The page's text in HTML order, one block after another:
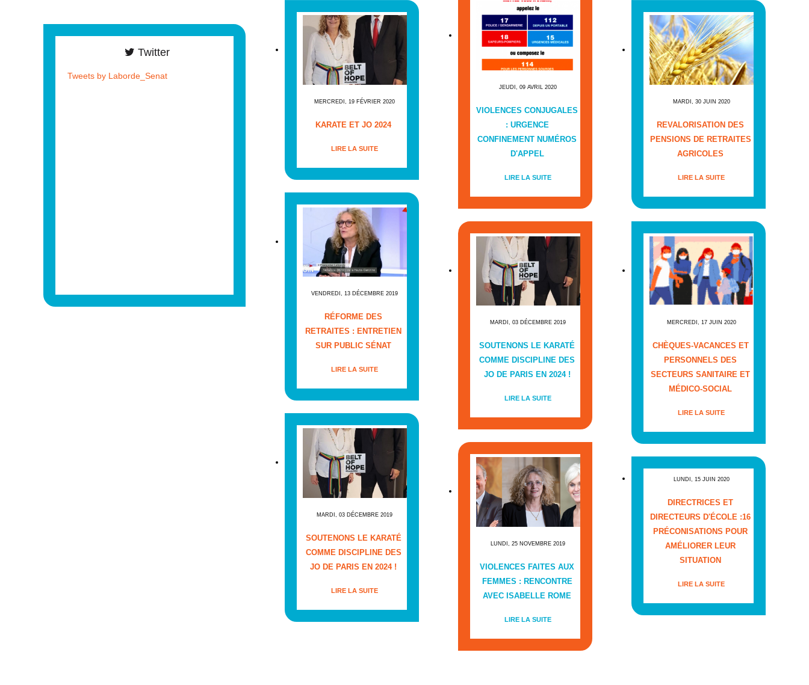
MERCREDI, 19 FÉVRIER 2020
KARATE ET JO 2024
LIRE LA SUITE
VENDREDI, 13 DÉCEMBRE 2019
RÉFORME DES
RETRAITES : ENTRETIEN
SUR PUBLIC SÉNAT
LIRE LA SUITE
MARDI, 03 DÉCEMBRE 2019
SOUTENONS LE KARATÉ
COMME DISCIPLINE DES
JO DE PARIS EN 2024 !
LIRE LA SUITE
JEUDI, 09 AVRIL 2020
VIOLENCES CONJUGALES
: URGENCE
CONFINEMENT NUMÉROS
D'APPEL
LIRE LA SUITE
MARDI, 03 DÉCEMBRE 2019
SOUTENONS LE KARATÉ
COMME DISCIPLINE DES
JO DE PARIS EN 2024 !
LIRE LA SUITE
LUNDI, 25 NOVEMBRE 2019
VIOLENCES FAITES AUX
FEMMES : RENCONTRE
AVEC ISABELLE ROME
LIRE LA SUITE
MARDI, 30 JUIN 2020
REVALORISATION DES
PENSIONS DE RETRAITES
AGRICOLES
LIRE LA SUITE
MERCREDI, 17 JUIN 2020
CHÈQUES-VACANCES ET
PERSONNELS DES
SECTEURS SANITAIRE ET
MÉDICO-SOCIAL
LIRE LA SUITE
LUNDI, 15 JUIN 2020
DIRECTRICES ET
DIRECTEURS D'ÉCOLE :16
PRÉCONISATIONS POUR
AMÉLIORER LEUR
SITUATION
LIRE LA SUITE
Twitter
Tweets by Laborde_Senat